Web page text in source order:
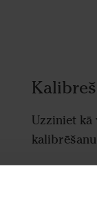
Uzziniet kā